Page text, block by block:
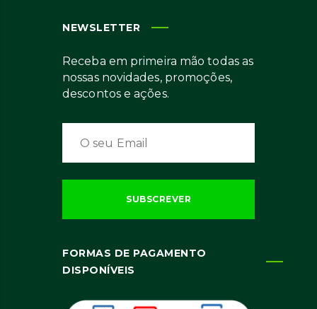
NEWSLETTER
Receba em primeira mão todas as
nossas novidades, promoções,
descontos e ações.
FORMAS DE PAGAMENTO
DISPONÍVEIS